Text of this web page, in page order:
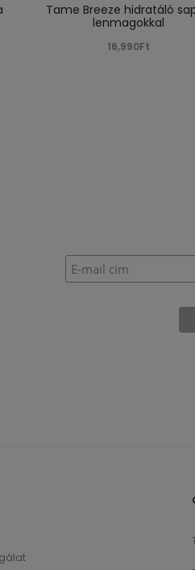
Tame Breeze hidratáló
lenmagokkal
16,990Ft